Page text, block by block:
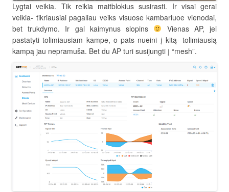
Lygtai veikia. Tik reikia maitblokius susirasti. Ir visai gerai
veikia- tikriausiai pagaliau veiks visuose kambariuoe vienodai,
bet trukdymo. Ir gal kaimynus slopins
Vienas AP, jei
pastatyti tolimiausiam kampe, o pats nueini į kitą- tolimiausią
kampą jau nepramuša. Bet du AP turi susijungti į “mesh”.